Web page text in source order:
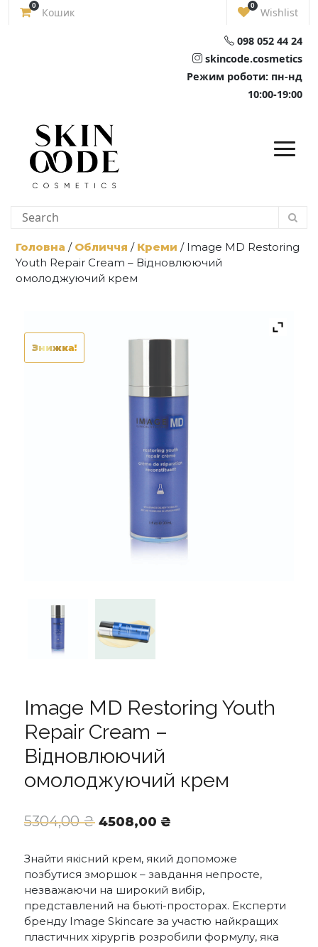
Skip
0
Кошик
0
Wishlist
098 052 44 24
skincode.cosmetics
Режим роботи: пн-нд
10:00-19:00
Головна / Обличчя / Креми / Image MD Restoring
Youth Repair Cream – Відновлюючий
омолоджуючий крем
Знижка!
Image MD Restoring Youth
Repair Cream –
Відновлюючий
омолоджуючий крем
5304,00₴ Оригінальна
5304,00 ₴.
4508,00 ₴
4508,00 ₴.
Знайти якісний крем, який допоможе
позбутися зморшок – завдання непросте,
незважаючи на широкий вибір,
представлений на бьюті-просторах. Експерти
бренду Image Skincare за участю найкращих
пластичних хірургів розробили формулу, яка